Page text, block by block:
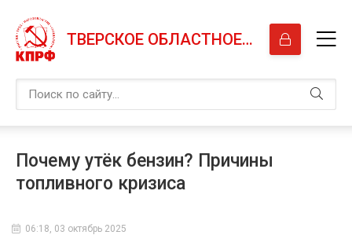
ТВЕРСКОЕ ОБЛАСТНОЕ ОТДЕЛЕНИЕ КПРФ
Почему утёк бензин? Причины
топливного кризиса
06:18, 03 октябрь 2025